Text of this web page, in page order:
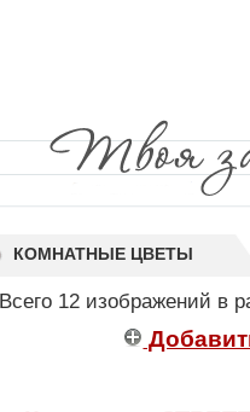
КОМНАТНЫЕ ЦВЕТЫ
Всего 12 изображений в